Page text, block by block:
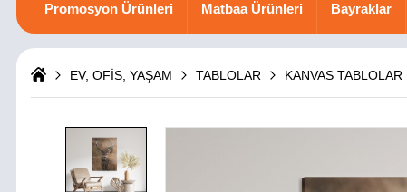
Promosyon Ürünleri Matbaa Ürünleri Bayraklar
EV, OFİS, YAŞAM TABLOLAR KANVAS TABLOLAR